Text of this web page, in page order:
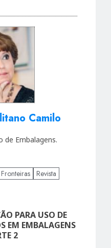
Camilo
Embalagens.
Fronteiras Revista
PARA USO DE
EM EMBALAGENS
2